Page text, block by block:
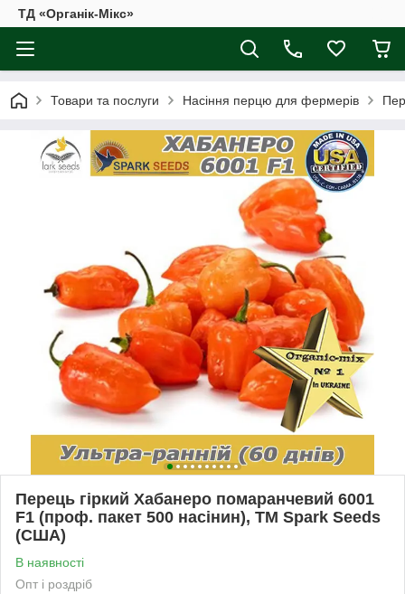
ТД «Органік-Мікс»
Товари та послуги Насіння перцю для фермерів
Перець гіркий Хабанеро помаранчевий 6001
F1 (проф. пакет 500 насінин), ТМ Spark Seeds
(США)
В наявності
Опт і роздріб